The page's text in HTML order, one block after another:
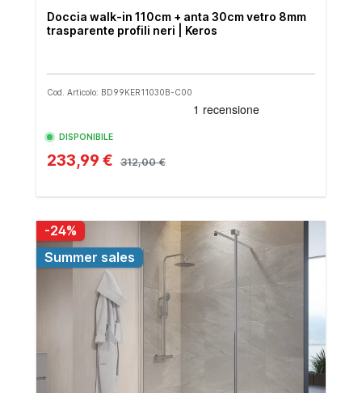
Doccia walk-in 110cm + anta 30cm vetro 8mm
trasparente profili neri | Keros
Cod. Articolo: BD99KER11030B-C00
DISPONIBILE
233,99 € 312,00 €
-24%
Summer sales